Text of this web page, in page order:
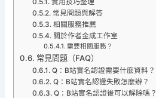
實用技巧整理
常見問題與解答
相關服務推薦
關於作者金成工作室
需要相關服務？
常見問題（FAQ）
Q：B站實名認證需要什麼資料？
Q：B站實名認證失敗怎麼辦？
Q：B站實名認證後可以解除嗎？